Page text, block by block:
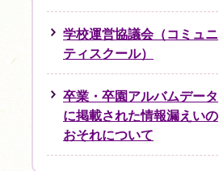
学校運営協議会（コミュニ
ティスクール）
卒業・卒園アルバムデータ
に掲載された情報漏えいの
おそれについて